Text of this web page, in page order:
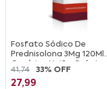
Fosfato Sódico De
Prednisolona 3Mg 120Ml
Genérico União Química
41,74 33% OFF
27,99